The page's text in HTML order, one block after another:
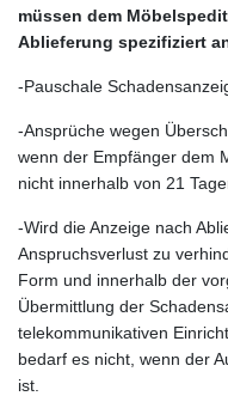
müssen dem
Ablieferung spezifiziert
-Pauschale
-Ansprüche wegen
wenn der Empfänger dem
nicht innerhalb von 21
-Wird die Anzeige nach
Anspruchsverlust zu
Form und innerhalb der
Übermittlung der
telekommunikativen
bedarf es nicht, wenn der
ist.